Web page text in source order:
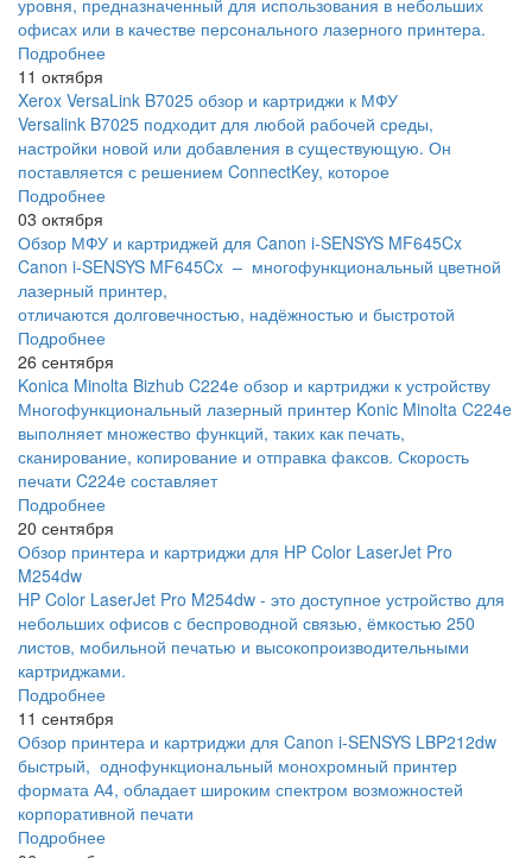
уровня, предназначенный для использования в небольших
офисах или в качестве персонального лазерного принтера.
Подробнее
11 октября
Xerox VersaLink B7025 обзор и картриджи к МФУ
Versalink B7025 подходит для любой рабочей среды,
настройки новой или добавления в существующую. Он
поставляется с решением ConnectKey, которое
Подробнее
03 октября
Обзор МФУ и картриджей для Canon i-SENSYS MF645Cx
Canon i-SENSYS MF645Cx – многофункциональный цветной
лазерный принтер,
отличаются долговечностью, надёжностью и быстротой
Подробнее
26 сентября
Konica Minolta Bizhub C224e обзор и картриджи к устройству
Многофункциональный лазерный принтер Konic Minolta C224e
выполняет множество функций, таких как печать,
сканирование, копирование и отправка факсов. Скорость
печати C224e составляет
Подробнее
20 сентября
Обзор принтера и картриджи для HP Color LaserJet Pro
M254dw
HP Color LaserJet Pro M254dw - это доступное устройство для
небольших офисов с беспроводной связью, ёмкостью 250
листов, мобильной печатью и высокопроизводительными
картриджами.
Подробнее
11 сентября
Обзор принтера и картриджи для Canon i-SENSYS LBP212dw
быстрый, однофункциональный монохромный принтер
формата А4, обладает широким спектром возможностей
корпоративной печати
Подробнее